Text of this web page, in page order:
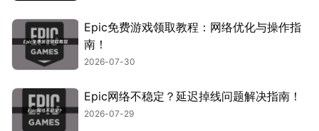
Epic免费游戏领取教程：网络优化与操作指
南！
2026-07-30
Epic网络不稳定？延迟掉线问题解决指南！
2026-07-29